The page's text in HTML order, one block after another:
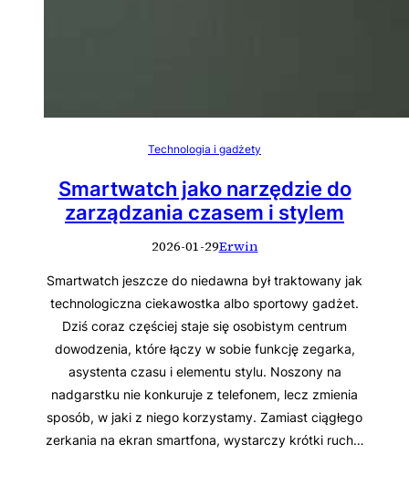
Technologia i gadżety
Smartwatch jako narzędzie do
zarządzania czasem i stylem
2026-01-29Erwin
Smartwatch jeszcze do niedawna był traktowany jak
technologiczna ciekawostka albo sportowy gadżet.
Dziś coraz częściej staje się osobistym centrum
dowodzenia, które łączy w sobie funkcję zegarka,
asystenta czasu i elementu stylu. Noszony na
nadgarstku nie konkuruje z telefonem, lecz zmienia
sposób, w jaki z niego korzystamy. Zamiast ciągłego
zerkania na ekran smartfona, wystarczy krótki ruch…